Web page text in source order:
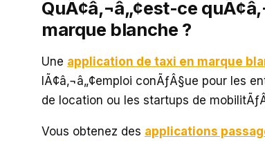
QuÃ¢â‚¬â„¢est-ce
marque blanche ?
Une application de taxi en marque
lÃ¢â‚¬â„¢emploi conÃƒÂ§ue pour les
de location ou les startups de
Vous obtenez des applications